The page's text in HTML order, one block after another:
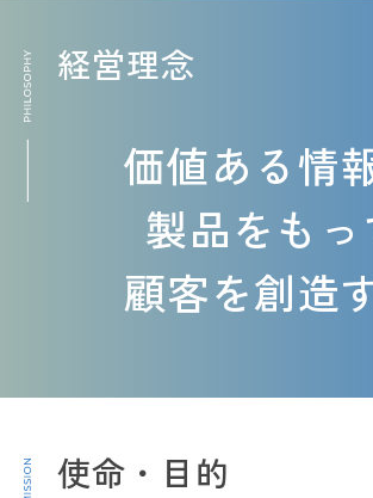
経営理念
価値ある情
製品をもっ
顧客を創造
使命・目的